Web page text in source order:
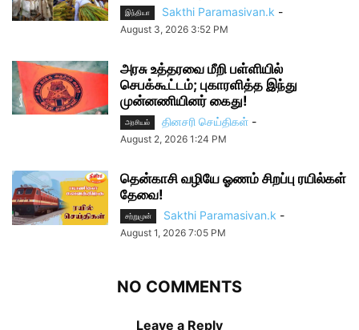
இந்தியா Sakthi Paramasivan.k -
August 3, 2026 3:52 PM
அரசு உத்தரவை மீறி பள்ளியில்
செபக்கூட்டம்; புகாரளித்த இந்து
முன்னணியினர் கைது!
அரசியல் தினசரி செய்திகள் -
August 2, 2026 1:24 PM
தென்காசி வழியே ஓணம் சிறப்பு ரயில்கள்
தேவை!
சற்றுமுன் Sakthi Paramasivan.k -
August 1, 2026 7:05 PM
NO COMMENTS
Leave a Reply